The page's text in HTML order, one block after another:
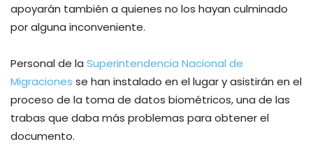
apoyarán también a quienes no los hayan culminado
por alguna inconveniente.
Personal de la Superintendencia Nacional de
Migraciones se han instalado en el lugar y asistirán en el
proceso de la toma de datos biométricos, una de las
trabas que daba más problemas para obtener el
documento.